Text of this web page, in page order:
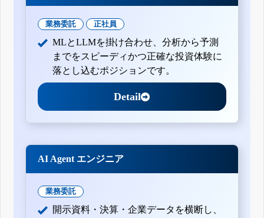
業務委託 正社員
MLとLLMを掛け合わせ、分析から予測
までをスピーディかつ正確な投資体験に
落とし込むポジションです。
Detail
AI Agent エンジニア
業務委託
開示資料・決算・企業データを横断し、